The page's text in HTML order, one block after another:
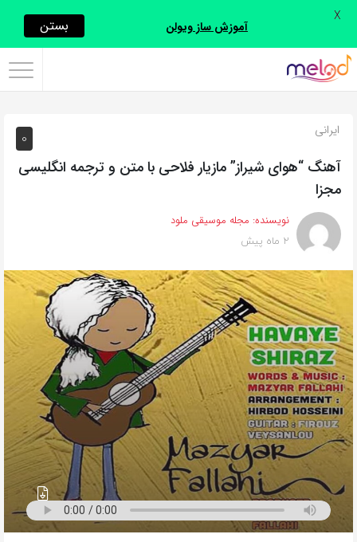
اشتراک
با
از
روش‌های
زیر
این
صفحه
را
دوستان
خود
به
اشتراک
بگذارید.
لینک
0 ایرانی
آهنگ “هوای شیراز” مازیار فلاحی با متن و ترجمه انگلیسی
مجزا
نویسنده: مجله موسیقی ملود
2 ماه پیش
آموزش ساز ویولن بستن X